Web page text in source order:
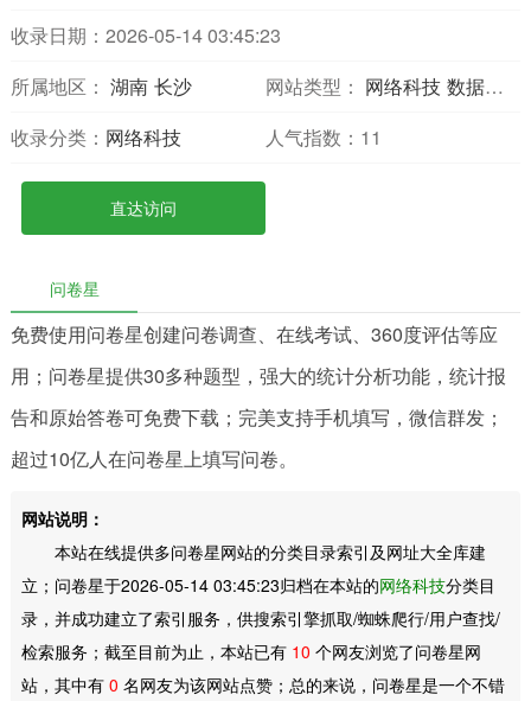
收录日期：2026-05-14 03:45:23
所属地区： 湖南 长沙 网站类型： 网络科技 数据分析
收录分类： 网络科技 人气指数： 11
直达访问
问卷星
免费使用问卷星创建问卷调查、在线考试、360度评估等应
用；问卷星提供30多种题型，强大的统计分析功能，统计报
告和原始答卷可免费下载；完美支持手机填写，微信群发；
超过10亿人在问卷星上填写问卷。
网站说明：
本站在线提供多问卷星网站的分类目录索引及网址大全库建
立；问卷星于2026-05-14 03:45:23归档在本站的网络科技分类目
录，并成功建立了索引服务，供搜索引擎抓取/蜘蛛爬行/用户查找/
检索服务；截至目前为止，本站已有 10 个网友浏览了问卷星网
站，其中有 0 名网友为该网站点赞；总的来说，问卷星是一个不错